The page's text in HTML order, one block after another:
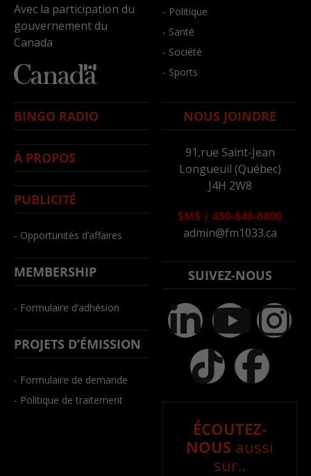
Avec la participation du
gouvernement du
Canada
- Politique
- Santé
- Société
- Sports
BINGO RADIO
À PROPOS
PUBLICITÉ
- Opportunités d’affaires
MEMBERSHIP
- Formulaire d’adhésion
PROJETS D’ÉMISSION
- Formulaire de demande
- Politique de traitement
NOUS JOINDRE
91,rue Saint-Jean
Longueuil (Québec)
J4H 2W8
SMS | 450-646-6800
admin@fm1033.ca
SUIVEZ-NOUS
ÉCOUTEZ-
NOUS aussi
sur..